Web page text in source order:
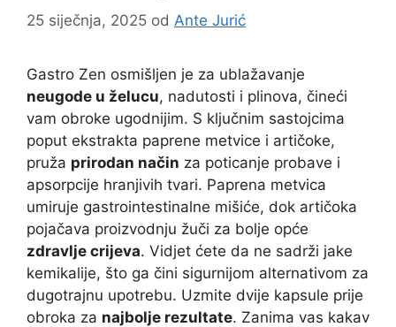
25 siječnja, 2025 od Ante Jurić
Gastro Zen osmišljen je za ublažavanje
neugode u želucu, nadutosti i plinova, čineći
vam obroke ugodnijim. S ključnim sastojcima
poput ekstrakta paprene metvice i artičoke,
pruža prirodan način za poticanje probave i
apsorpcije hranjivih tvari. Paprena metvica
umiruje gastrointestinalne mišiće, dok artičoka
pojačava proizvodnju žuči za bolje opće
zdravlje crijeva. Vidjet ćete da ne sadrži jake
kemikalije, što ga čini sigurnijom alternativom za
dugotrajnu upotrebu. Uzmite dvije kapsule prije
obroka za najbolje rezultate. Zanima vas kakav